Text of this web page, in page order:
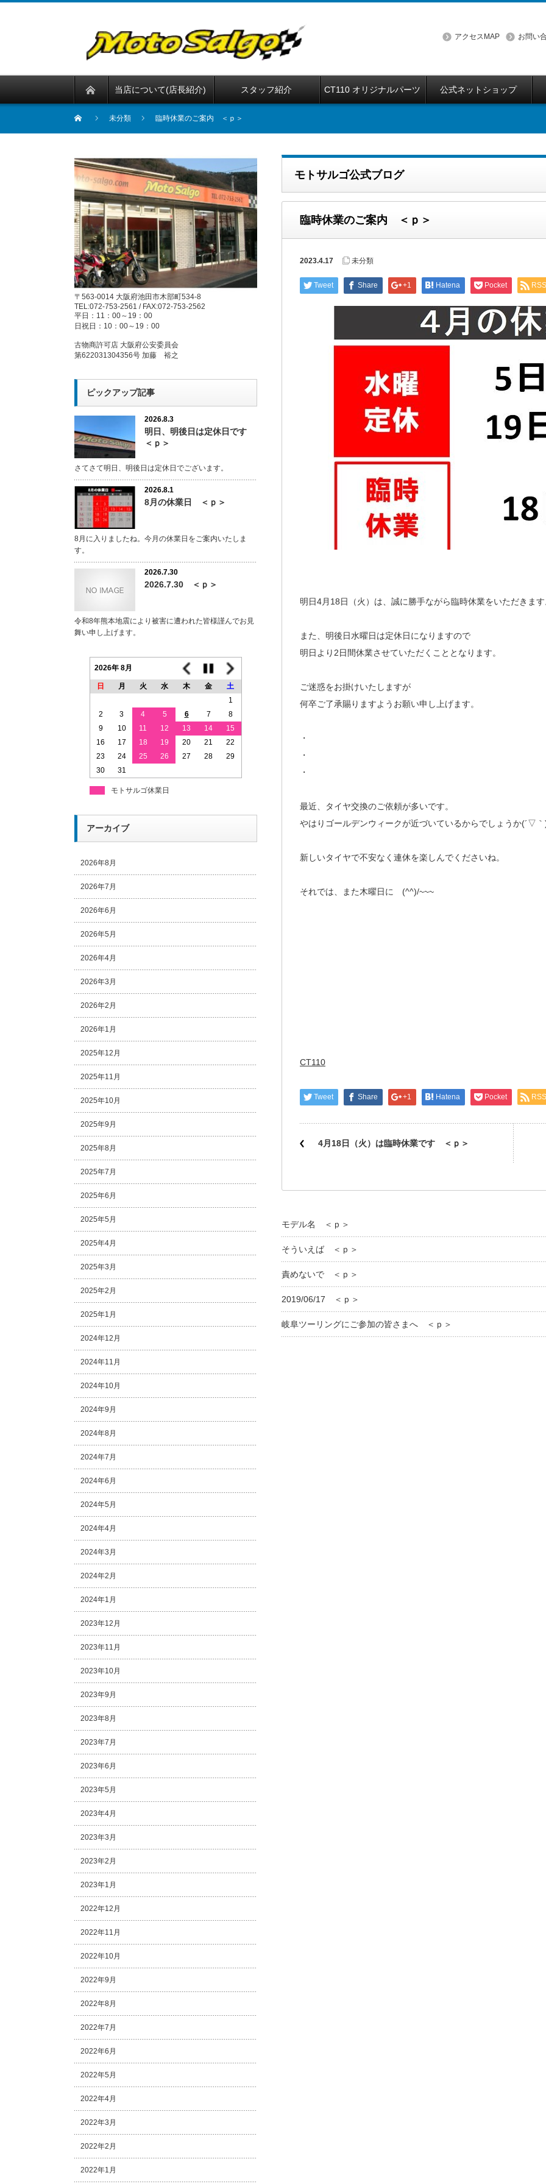
アクセスMAP お問い
当店について(店長紹介) スタッフ紹介 CT110 オリジナルパーツ 公式ネットショップ
未分類 臨時休業のご案内 ＜ｐ＞
モトサルゴ公式ブログ
臨時休業のご案内 ＜ｐ＞
2023.4.17 未分類
Tweet Share +1 Hatena Pocket RSS
明日4月18日（火）は、誠に勝手ながら臨時休業をいただきま
また、明後日水曜日は定休日になりますので
明日より2日間休業させていただくこととなります。
ご迷惑をお掛けいたしますが
何卒ご了承賜りますようお願い申し上げます。
・
・
・
最近、タイヤ交換のご依頼が多いです。
やはりゴールデンウィークが近づいているからでしょうか(´▽
新しいタイヤで不安なく連休を楽しんでくださいね。
それでは、また木曜日に (^^)/~~~
CT110
Tweet Share +1 Hatena Pocket RSS
4月18日（火）は臨時休業です ＜ｐ＞
モデル名 ＜ｐ＞
そういえば ＜ｐ＞
責めないで ＜ｐ＞
2019/06/17 ＜ｐ＞
岐阜ツーリングにご参加の皆さまへ ＜ｐ＞
〒563-0014 大阪府池田市木部町534-8
TEL:072-753-2561 / FAX:072-753-2562
平日：11：00～19：00
日祝日：10：00～19：00
古物商許可店 大阪府公安委員会
第622031304356号 加藤 裕之
ピックアップ記事
2026.8.3
明日、明後日は定休日です
＜ｐ＞
さてさて明日、明後日は定休日でございます。
2026.8.1
8月の休業日 ＜ｐ＞
8月に入りましたね。今月の休業日をご案内いたしま
す。
2026.7.30
2026.7.30 ＜ｐ＞
令和8年熊本地震により被害に遭われた皆様謹んでお見
舞い申し上げます。
2026年 8月
日 月 火 水 木 金
土
1
2
3 4 5 6 7
8
9
10 11 12 13 14
15
16
17 18 19 20 21
22
23
24 25 26 27 28
29
30
31
モトサルゴ休業日
アーカイブ
2026年8月
2026年7月
2026年6月
2026年5月
2026年4月
2026年3月
2026年2月
2026年1月
2025年12月
2025年11月
2025年10月
2025年9月
2025年8月
2025年7月
2025年6月
2025年5月
2025年4月
2025年3月
2025年2月
2025年1月
2024年12月
2024年11月
2024年10月
2024年9月
2024年8月
2024年7月
2024年6月
2024年5月
2024年4月
2024年3月
2024年2月
2024年1月
2023年12月
2023年11月
2023年10月
2023年9月
2023年8月
2023年7月
2023年6月
2023年5月
2023年4月
2023年3月
2023年2月
2023年1月
2022年12月
2022年11月
2022年10月
2022年9月
2022年8月
2022年7月
2022年6月
2022年5月
2022年4月
2022年3月
2022年2月
2022年1月